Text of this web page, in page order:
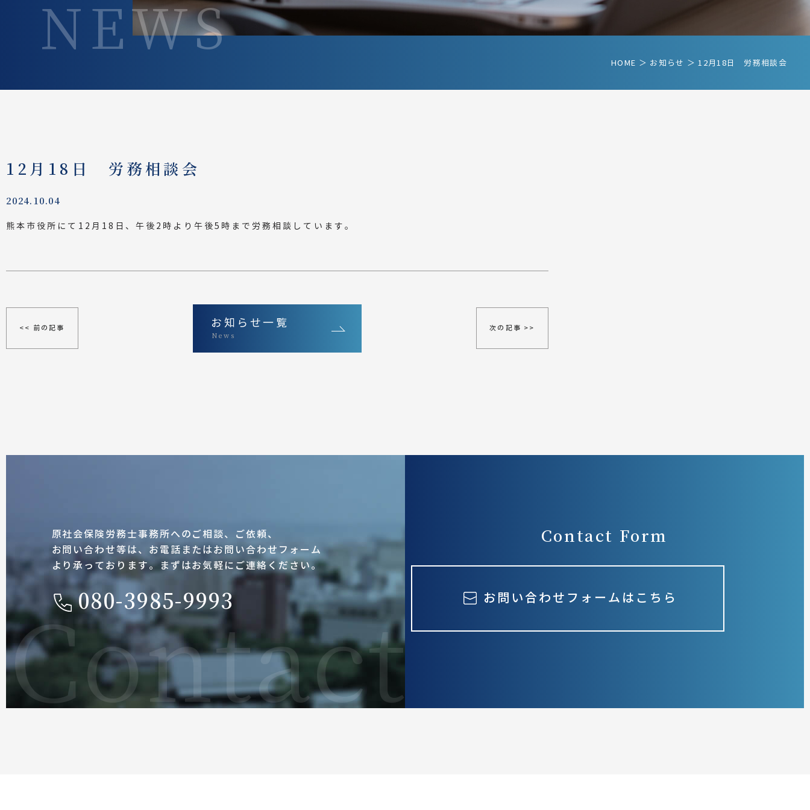
NEWS HOME ＞ お知らせ ＞ 12月18日 労務相談会
12月18日 労務相談会
2024.10.04
熊本市役所にて12月18日、午後2時より午後5時まで労務相談しています。
<< 前の記事 次の記事 >>
お知らせ一覧
News
原社会保険労務士事務所へのご相談、ご依頼、
お問い合わせ等は、お電話またはお問い合わせフォーム
より承っております。まずはお気軽にご連絡ください。
080-3985-9993
Contact Form
お問い合わせフォームはこちら